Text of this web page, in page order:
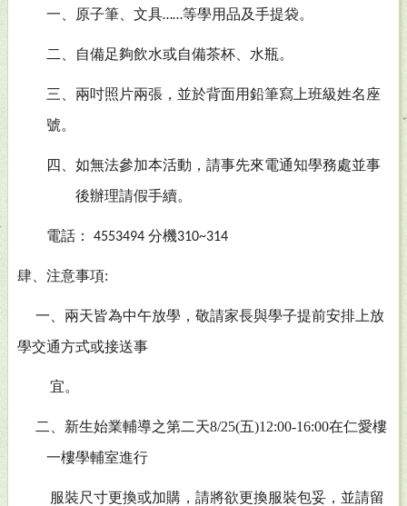
一、原子筆、文具……等學用品及手提袋。
二、自備足夠飲水或自備茶杯、水瓶。
三
兩吋照片兩張，並於背面用鉛筆寫上班級姓名座
號。
四、如無法參加本活動，請事先來電通知學務處並事
後辦理請假手續。
電話： 4553494 分機310~314
肆、注意事項:
一、兩天皆為中午放學，敬請家長與學子提前安排上放
學交通方式或接送事
宜。
二、新生始業輔導之第二天8/25(五)12:00-16:00在仁愛樓
一樓學輔室進行
服裝尺寸更換或加購，請將欲更換服裝包妥，並請留